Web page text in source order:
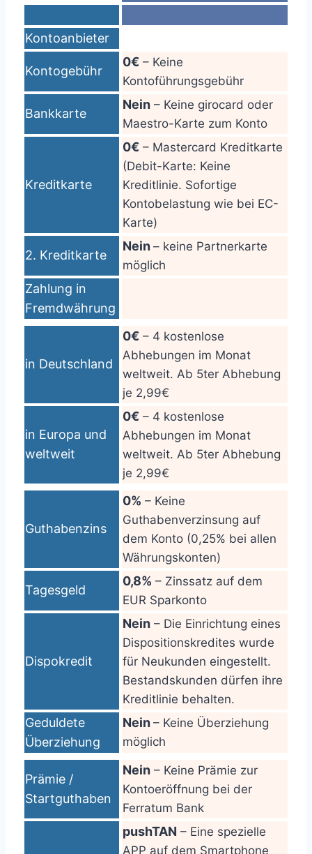
Kontoanbieter
Kontogebühr
0€ – Keine
Kontoführungsgebühr
Bankkarte
Nein – Keine girocard oder
Maestro-Karte zum Konto
Kreditkarte
0€ – Mastercard Kreditkarte
(Debit-Karte: Keine
Kreditlinie. Sofortige
Kontobelastung wie bei EC-
Karte)
2. Kreditkarte
Nein – keine Partnerkarte
möglich
Zahlung in
Fremdwährung
in Deutschland
0€ – 4 kostenlose
Abhebungen im Monat
weltweit. Ab 5ter Abhebung
je 2,99€
in Europa und
weltweit
0€ – 4 kostenlose
Abhebungen im Monat
weltweit. Ab 5ter Abhebung
je 2,99€
Guthabenzins
0% – Keine
Guthabenverzinsung auf
dem Konto (0,25% bei allen
Währungskonten)
Tagesgeld
0,8% – Zinssatz auf dem
EUR Sparkonto
Dispokredit
Nein – Die Einrichtung eines
Dispositionskredites wurde
für Neukunden eingestellt.
Bestandskunden dürfen ihre
Kreditlinie behalten.
Geduldete
Überziehung
Nein – Keine Überziehung
möglich
Prämie /
Startguthaben
Nein – Keine Prämie zur
Kontoeröffnung bei der
Ferratum Bank
pushTAN – Eine spezielle
APP auf dem Smartphone